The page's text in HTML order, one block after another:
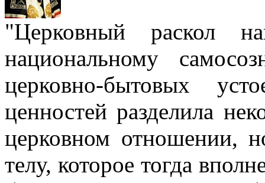
"Церковный раскол
национальному
церковно-бытовых
ценностей разделила
церковном отношении,
телу, которое тогда